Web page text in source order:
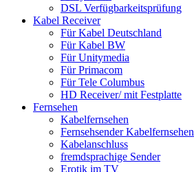
DSL Verfügbarkeitsprüfung
Kabel Receiver
Für Kabel Deutschland
Für Kabel BW
Für Unitymedia
Für Primacom
Für Tele Columbus
HD Receiver/ mit Festplatte
Fernsehen
Kabelfernsehen
Fernsehsender Kabelfernsehen
Kabelanschluss
fremdsprachige Sender
Erotik im TV